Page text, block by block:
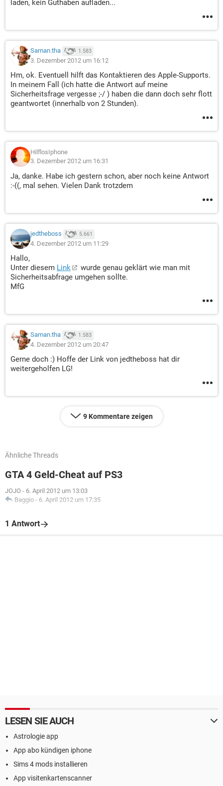
laden, kein Guthaben aufladen...
Saman.tha 1.583
3. Dezember 2012 um 16:12
Hm, ok. Eventuell hilft das Kontaktieren des Apple-Supports.
In meinem Fall (ich hatte die Antwort auf meine
Sicherheitsfrage vergesse ;-/ ) haben die dann doch sehr flott
geantwortet (innerhalb von 2 Stunden).
HilflosIphone
3. Dezember 2012 um 16:31
Ja, danke. Habe ich gestern schon, aber noch keine Antwort
:-((, mal sehen. Vielen Dank trotzdem
jedtheboss 5.661
4. Dezember 2012 um 11:29
Hallo,
Unter diesem Link
wurde genau geklärt wie man mit
Sicherheitsabfrage umgehen sollte.
MfG
Saman.tha 1.583
4. Dezember 2012 um 20:47
Gerne doch :) Hoffe der Link von jedtheboss hat dir
weitergeholfen LG!
9 Kommentare zeigen
Ähnliche Threads
GTA 4 Geld-Cheat auf PS3
JOJO - 6. April 2012 um 13:03
Baggio - 6. April 2012 um 17:35
1 Antwort
LESEN SIE AUCH
Astrologie app
App abo kündigen iphone
Sims 4 mods installieren
App visitenkartenscanner